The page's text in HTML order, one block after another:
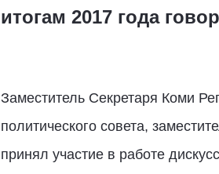
итогам 2017 года
Заместитель Секретаря Коми
политического совета,
принял участие в работе